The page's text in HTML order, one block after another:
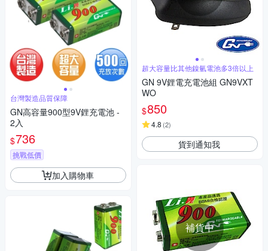
台灣製造品質保障
GN高容量900型9V鋰充電池 -
2入
$736
挑戰低價
加入購物車
超大容量比其他鎳氫電池多3倍以上
GN 9V鋰電充電池組 GN9VXT
WO
$850
4.8 (2)
貨到通知我
補貨中